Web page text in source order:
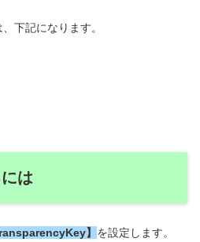
下記になります。
は
】 を設定します。